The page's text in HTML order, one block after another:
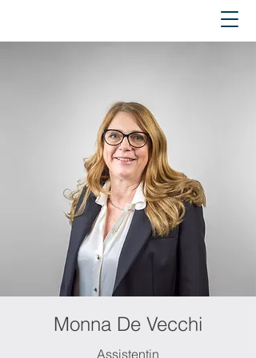
Monna De Vecchi
Assistentin